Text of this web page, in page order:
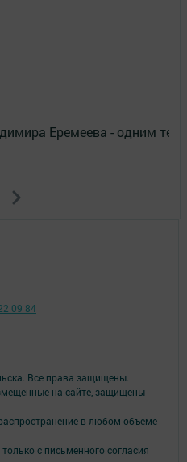
Еремеева - одним
Все права защищены.
на сайте, защищены
в любом объеме
с письменного согласия
09 84